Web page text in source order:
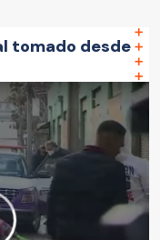
tomado desde